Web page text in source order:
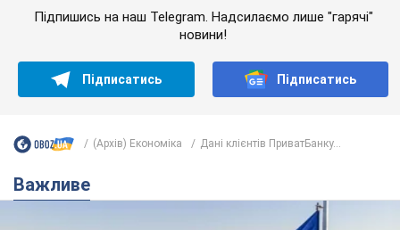
Підпишись на наш Telegram. Надсилаємо лише "гарячі"
новини!
Підписатись Підписатись
(Архів) Економіка Дані клієнтів ПриватБанку...
Важливе